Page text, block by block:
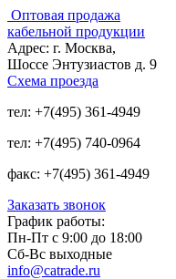
Оптовая продажа
кабельной продукции
Адрес: г. Москва,
Шоссе Энтузиастов д. 9
Схема проезда
тел: +7(495) 361-4949
тел: +7(495) 740-0964
факс: +7(495) 361-4949
Заказать звонок
График работы:
Пн-Пт с 9:00 до 18:00
Сб-Вс выходные
info@catrade.ru